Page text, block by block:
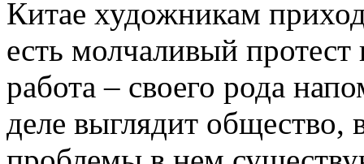
Китае художникам
есть молчаливый
работа – своего рода
деле выглядит